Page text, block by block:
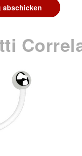
abschicken